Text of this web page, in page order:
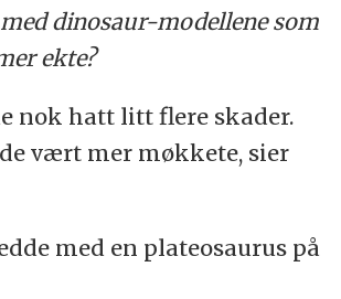
dinosaur-modellene som
ekte?
nok hatt litt flere skader.
de vært mer møkkete, sier
med en plateosaurus på